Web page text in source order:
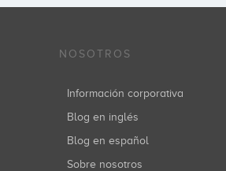
NOSOTROS
Información corporativa
Blog en inglés
Blog en español
Sobre nosotros